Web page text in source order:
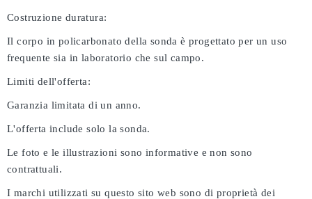
Costruzione duratura:
Il corpo in policarbonato della sonda è progettato per un uso
frequente sia in laboratorio che sul campo.
Limiti dell'offerta:
Garanzia limitata di un anno.
L'offerta include solo la sonda.
Le foto e le illustrazioni sono informative e non sono
contrattuali.
I marchi utilizzati su questo sito web sono di proprietà dei